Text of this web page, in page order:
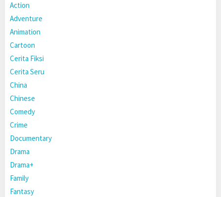
Action
Adventure
Animation
Cartoon
Cerita Fiksi
Cerita Seru
China
Chinese
Comedy
Crime
Documentary
Drama
Drama+
Family
Fantasy